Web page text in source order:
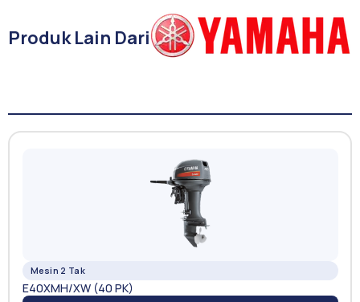
Produk Lain Dari
Mesin 2 Tak
E40XMH/XW (40 PK)